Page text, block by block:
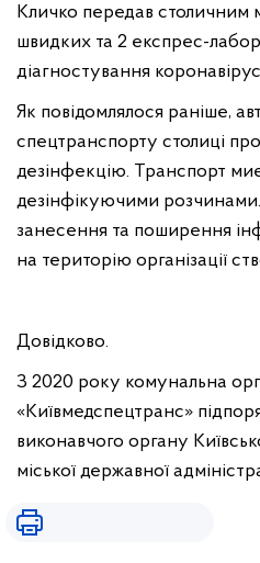
Кличко передав
швидких та 2 експрес-
діагностування
Як повідомлялося раніше,
спецтранспорту столиці
дезінфекцію. Транспорт
дезінфікуючими
занесення та поширення
на територію організації
Довідково.
З 2020 року комунальна
«Київмедспецтранс»
виконавчого органу
міської державної